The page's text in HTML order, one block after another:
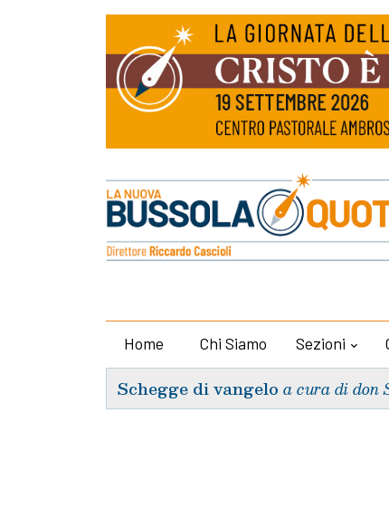
Home Chi Siamo Sezioni
Schegge di vangelo a cura di don